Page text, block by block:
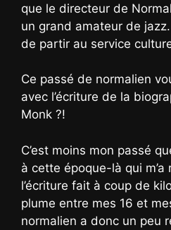
que le directeur de
un grand amateur de
de partir au service
Ce passé de normalien
avec l’écriture de la
Monk ?!
C’est moins mon passé
à cette époque-là qui
l’écriture fait à coup de
plume entre mes 16 et
normalien a donc un peu